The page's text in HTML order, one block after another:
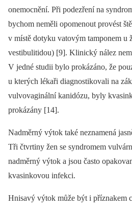
onemocnění. Při podezření na
bychom neměli opomenout provést
v místě dotyku vatovým tamponem u
vestibulitidou) [9]. Klinický nález
V jedné studii bylo prokázáno, že
u kterých lékaři diagnostikovali na
vulvovaginální kanidózu, byly
prokázány [14].
Nadměrný výtok také neznamená
Tři čtvrtiny žen se syndromem
nadměrný výtok a jsou často
kvasinkovou infekci.
Hnisavý výtok může být i příznakem